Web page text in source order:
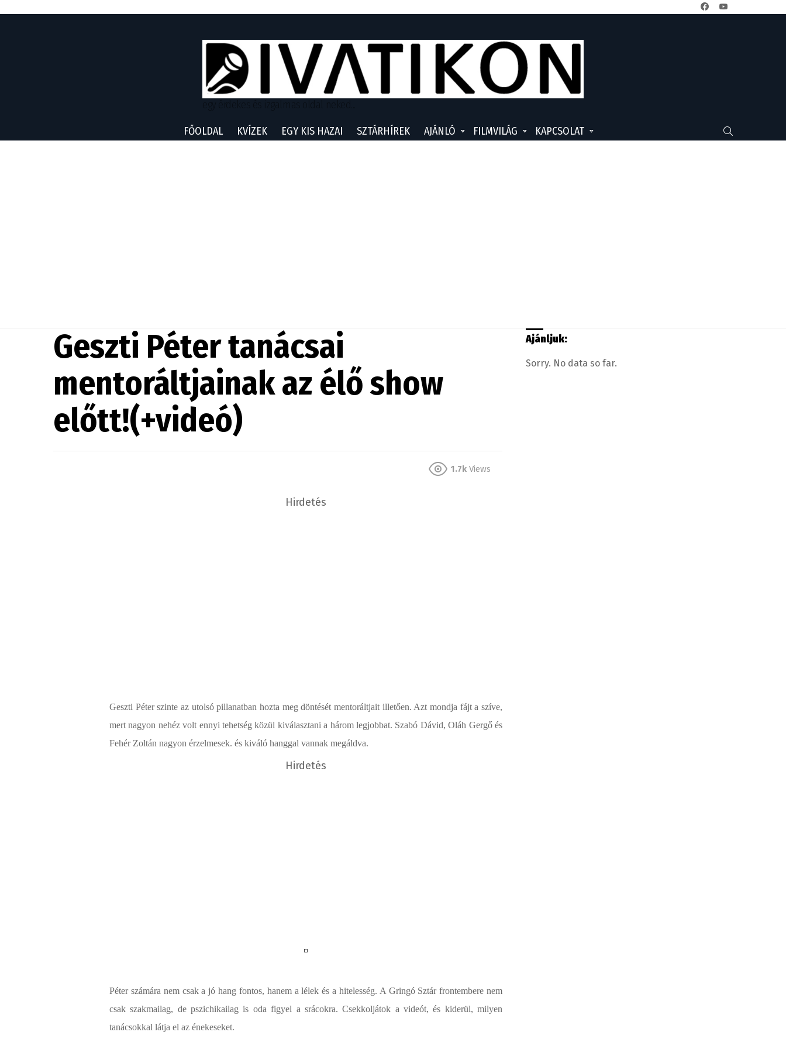
FŐOLDAL KVÍZEK EGY KIS HAZAI SZTÁRHÍREK AJÁNLÓ FILMVILÁG KAPCSOLAT
Geszti Péter tanácsai
mentoráltjainak az élő show
előtt!(+videó)
1.7k Views
Hirdetés
Geszti Péter szinte az utolsó pillanatban hozta meg döntését mentoráltjait illetően. Azt mondja fájt a szíve,
mert nagyon nehéz volt ennyi tehetség közül kiválasztani a három legjobbat. Szabó Dávid, Oláh Gergő és
Fehér Zoltán nagyon érzelmesek. és kiváló hanggal vannak megáldva.
Hirdetés
Péter számára nem csak a jó hang fontos, hanem a lélek és a hitelesség. A Gringó Sztár frontembere nem
csak szakmailag, de pszichikailag is oda figyel a srácokra. Csekkoljátok a videót, és kiderül, milyen
tanácsokkal látja el az énekeseket.
Ajánljuk:
Sorry. No data so far.